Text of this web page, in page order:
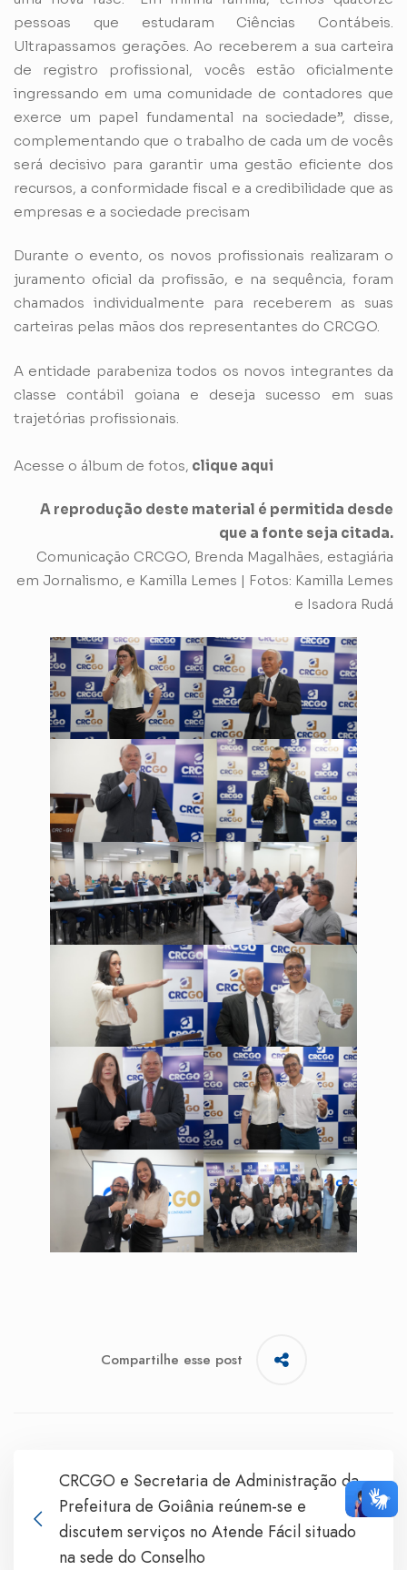
pessoas que estudaram Ciências Contábeis.
Ultrapassamos gerações. Ao receberem a sua carteira
de registro profissional, vocês estão oficialmente
ingressando em uma comunidade de contadores que
exerce um papel fundamental na sociedade”, disse,
complementando que o trabalho de cada um de vocês
será decisivo para garantir uma gestão eficiente dos
recursos, a conformidade fiscal e a credibilidade que as
empresas e a sociedade precisam
Durante o evento, os novos profissionais realizaram o
juramento oficial da profissão, e na sequência, foram
chamados individualmente para receberem as suas
carteiras pelas mãos dos representantes do CRCGO.
A entidade parabeniza todos os novos integrantes da
classe contábil goiana e deseja sucesso em suas
trajetórias profissionais.
Acesse o álbum de fotos, clique aqui
A reprodução deste material é permitida desde
que a fonte seja citada.
Comunicação CRCGO, Brenda Magalhães, estagiária
em Jornalismo, e Kamilla Lemes | Fotos: Kamilla Lemes
e Isadora Rudá
Compartilhe esse post
CRCGO e Secretaria de Administração da
Prefeitura de Goiânia reúnem-se e
discutem serviços no Atende Fácil situado
na sede do Conselho